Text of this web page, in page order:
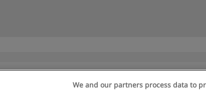
We and our partners process data to